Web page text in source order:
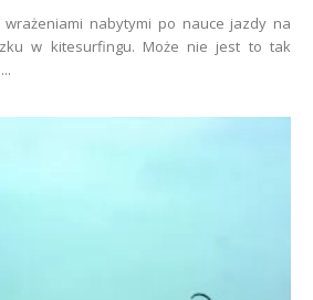
wrażeniami nabytymi po nauce jazdy na
w kitesurfingu. Może nie jest to tak